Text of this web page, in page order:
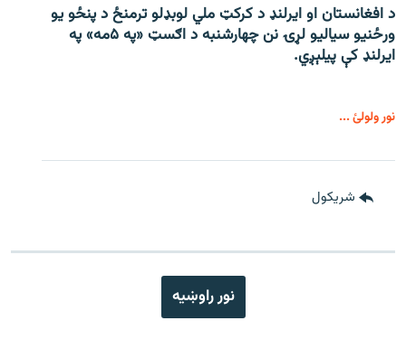
د افغانستان او ایرلنډ د کرکټ ملي لوبډلو ترمنځ د پنځو یو
ورځنیو سیالیو لړۍ نن چهارشنبه د اګسټ «په ۵مه» په
ایرلنډ کې پیلېږي.
نور ولولئ ...
شريکول
نور راوښيه